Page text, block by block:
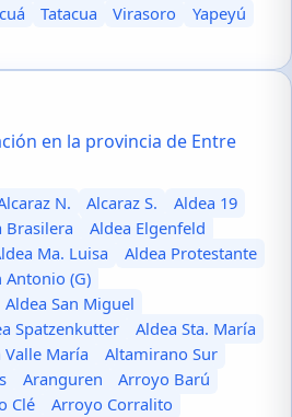
Tatacua Virasoro
Yapeyú
en la provincia de Entre
N. Alcaraz S.
Aldea 19
Brasilera
Aldea Elgenfeld
Ma. Luisa
Aldea Protestante
Antonio (G)
Aldea San Miguel
Spatzenkutter
Aldea Sta. María
Valle María
Altamirano Sur
Aranguren
Arroyo Barú
Clé
Arroyo Corralito